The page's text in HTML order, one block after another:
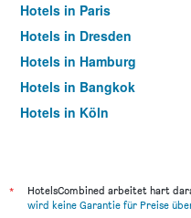
Hotels in Paris
Hotels in Dresden
Hotels in Hamburg
Hotels in Bangkok
Hotels in Köln
*
HotelsCombined arbeitet hart
wird keine Garantie für Preise